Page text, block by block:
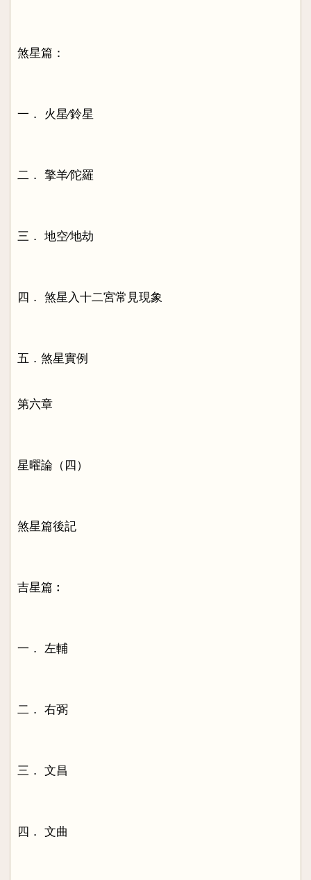
煞星篇：
一． 火星∕鈴星
二． 擎羊∕陀羅
三． 地空∕地劫
四． 煞星入十二宮常見現象
五．煞星實例
第六章
星曜論（四）
煞星篇後記
吉星篇︰
一． 左輔
二． 右弼
三． 文昌
四． 文曲